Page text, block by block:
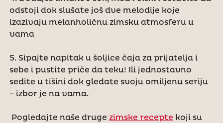
odstoji dok slušate još dve melodije koje
izazivaju melanholičnu zimsku atmosferu u
vama
5. Sipajte napitak u šoljice čaja za prijatelja i
sebe i pustite priče da teku! Ili jednostavno
sedite u tišini dok gledate svoju omiljenu seriju
- izbor je na vama.
Pogledajte naše druge zimske recepte koji su